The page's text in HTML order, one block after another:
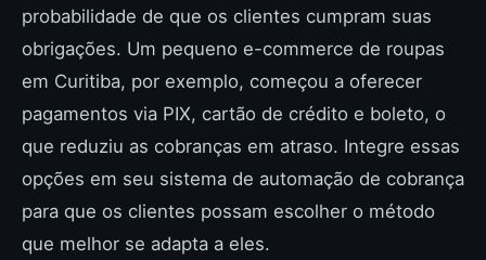
probabilidade de que os clientes cumpram suas
obrigações. Um pequeno e-commerce de roupas
em Curitiba, por exemplo, começou a oferecer
pagamentos via PIX, cartão de crédito e boleto, o
que reduziu as cobranças em atraso. Integre essas
opções em seu sistema de automação de cobrança
para que os clientes possam escolher o método
que melhor se adapta a eles.